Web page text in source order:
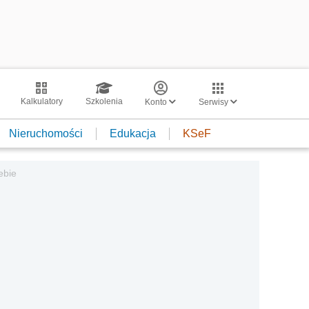
Kalkulatory Szkolenia Konto Serwisy
Nieruchomości Edukacja KSeF